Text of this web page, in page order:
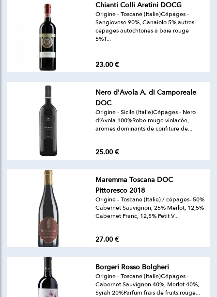
Chianti Colli Aretini DOCG
Origine - Toscane (Italie)Cépages -
Sangiovese 90%, Canaiolo 5%,autres
cépages autochtones à baie rouge
5%T...
23.00 €
Nero d'Avola A. di Camporeale
DOC
Origine - Sicile (Italie)Cépages - Nero
d’Avola 100%Robe rouge violacée,
arômes dominants de confiture de...
25.00 €
Maremma Toscana DOC
Pittoresco 2018
Origine - Toscane (Italie) / cépages- 50%
Cabernet Sauvignon, 25% Merlot, 12,5%
Cabernet Franc, 12,5% Petit V...
27.00 €
Borgeri Rosso Bolgheri
Origine - Toscane (Italie)Cépages -
Cabernet Sauvignon 40%, Merlot 40%,
Syrah 20%Parfum frais de fruits rouge...